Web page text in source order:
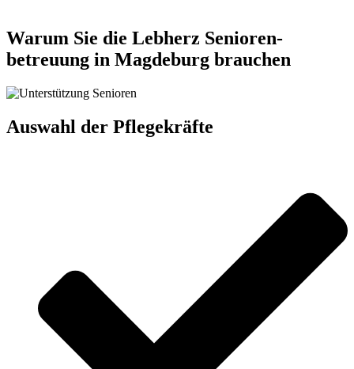
Warum Sie die Lebherz Senioren­
betreuung in Magdeburg brauchen
Auswahl der Pflegekräfte